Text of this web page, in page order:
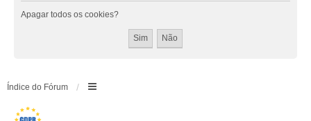
Apagar todos os cookies?
Índice do Fórum